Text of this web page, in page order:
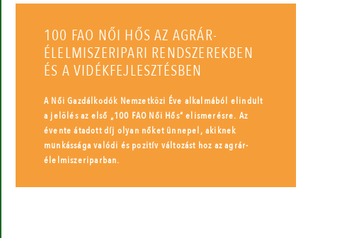
100 FAO NŐI HŐS AZ AGRÁR-
ÉLELMISZERIPARI RENDSZEREKBEN
ÉS A VIDÉKFEJLESZTÉSBEN
A Női Gazdálkodók Nemzetközi Éve alkalmából elindult
a jelölés az első „100 FAO Női Hős” elismerésre. Az
évente átadott díj olyan nőket ünnepel, akiknek
munkássága valódi és pozitív változást hoz az agrár-
élelmiszeriparban.